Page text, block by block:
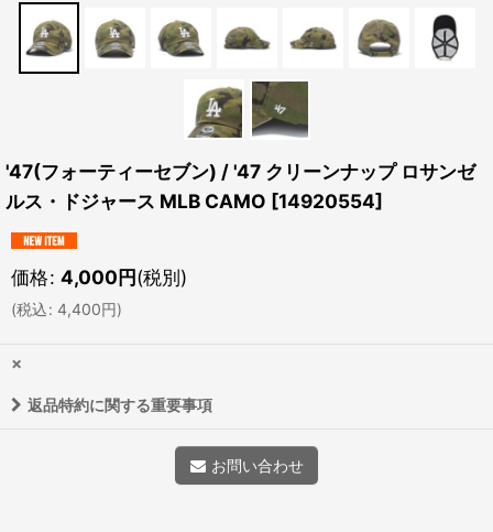
'47(フォーティーセブン) / '47 クリーンナップ ロサンゼ
ルス・ドジャース MLB CAMO [14920554]
価格: 4,000円(税別)
(税込: 4,400円)
×
返品特約に関する重要事項
お問い合わせ